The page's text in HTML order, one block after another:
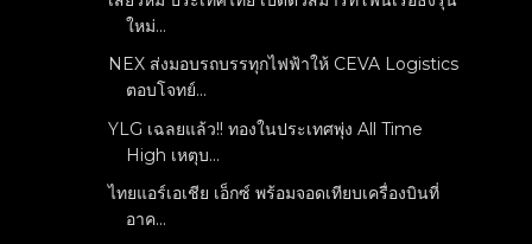
ใหม่...
NEX ส่งมอบรถบรรทุกไฟฟ้าให้ CEVA Logistics
ตอบโจทย์...
YLG เฉลยแล้ว!! ทองในประเทศพุ่ง All Time
High เหตุบ...
ไทยแอร์เอเชีย เอ็กซ์ พร้อมจอดเทียบเครื่องบินที่
อาค...